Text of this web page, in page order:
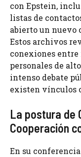
con Epstein,
listas de
abierto un nuevo
Estos archivos
conexiones
personales de
intenso debate
existen vínculos
La postura de
Cooperación
En su